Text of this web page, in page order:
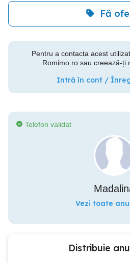
Fă
Pentru a contacta acest
Romimo.ro sau creează-ți
Intră în cont /
Telefon validat
Vezi toate
Distribuie